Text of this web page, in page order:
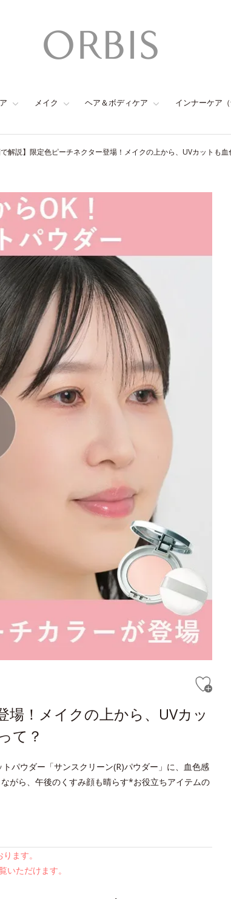
メイク ヘア＆ボディケア インナーケア（
で解説】限定色ピーチネクター登場！メイクの上から、UVカットも
場！メイクの上から、UVカッ
て？
パウダー「サンスクリーン(R)パウダー」に、血色感
がら、午後のくすみ顔も晴らす*お役立ちアイテムの
ます。
ただけます。